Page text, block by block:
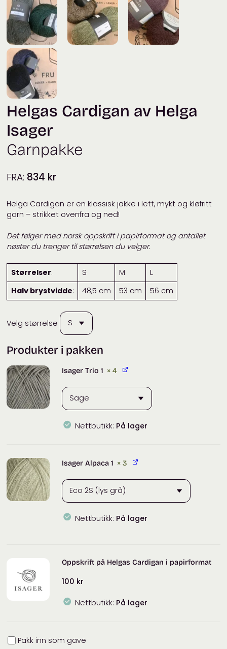
Helgas Cardigan av Helga
Isager
Garnpakke
FRA: 834 kr
Helga Cardigan er en klassisk jakke i lett, mykt og kløfritt
garn – strikket ovenfra og ned!
Det følger med norsk oppskrift i papirformat og antallet
nøster du trenger til størrelsen du velger.
Størrelser: S M
L
Halv brystvidde: 48,5 cm 53 cm 56 cm
Velg størrelse
Produkter i pakken
Isager Trio 1 × 4
Nettbutikk: På lager
Isager Alpaca 1 × 3
Nettbutikk: På lager
antall
Oppskrift på Helgas Cardigan i papirformat
100 kr
Nettbutikk: På lager
Innpakning
Pakk inn som gave